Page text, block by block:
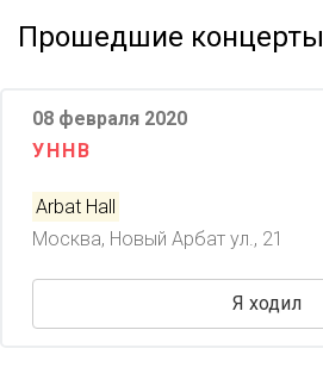
Прошедшие концерты
08 февраля 2020
УННВ
Arbat Hall
Москва, Новый Арбат ул., 21
Я ходил